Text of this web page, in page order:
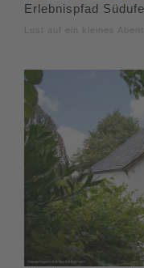
Erlebnispfad
Lust auf ein kleines